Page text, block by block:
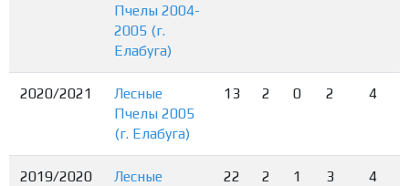
Пчелы 2004-
2005 (г.
Елабуга)
2020/2021
Лесные
Пчелы 2005
(г. Елабуга)
13 2 0 2 4
2019/2020
Лесные
22 2 1 3 4